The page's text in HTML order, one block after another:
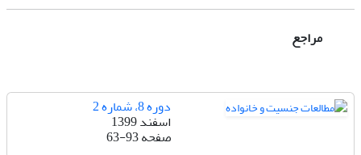
مراجع
دوره 8، شماره 2
اسفند 1399
صفحه63-93